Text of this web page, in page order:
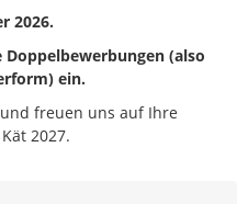
2026.
(also
ein.
freuen uns auf Ihre
2027.